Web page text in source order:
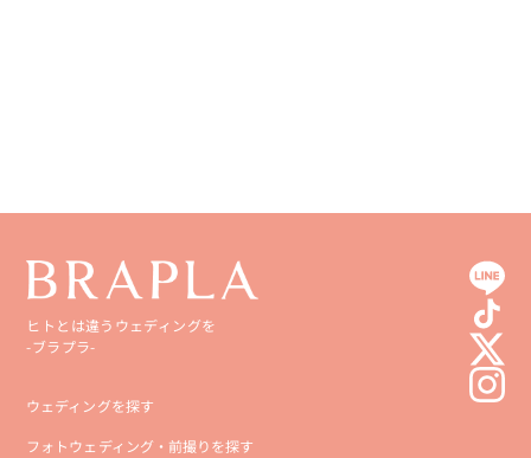
ヒトとは違うウェディングを
-ブラプラ-
ウェディングを探す
フォトウェディング・前撮りを探す